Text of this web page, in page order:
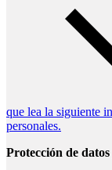
que lea la siguiente
personales.
Protección de datos